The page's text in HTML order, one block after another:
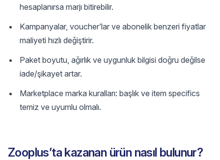
hesaplanırsa marjı bitirebilir.
Kampanyalar, voucher’lar ve abonelik benzeri fiyatlar
maliyeti hızlı değiştirir.
Paket boyutu, ağırlık ve uygunluk bilgisi doğru değilse
iade/şikayet artar.
Marketplace marka kuralları: başlık ve item specifics
temiz ve uyumlu olmalı.
Zooplus’ta kazanan ürün nasıl bulunur?